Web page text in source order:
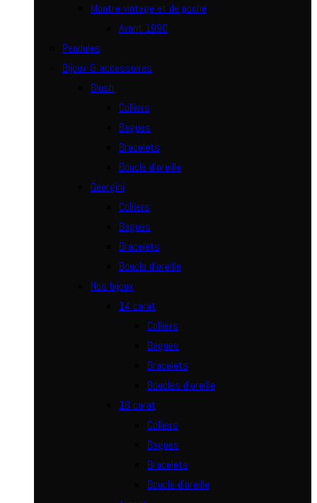
Montre vintage et de poche
Avant 1990
Pendules
Bijoux & accessoires
Blush
Colliers
Bagues
Bracelets
Boucle d’oreille
Georgini
Colliers
Bagues
Bracelets
Boucle d’oreille
Nos bijoux
14 carat
Colliers
Bagues
Bracelets
Boucles d’oreille
18 carat
Colliers
Bagues
Bracelets
Boucle d’oreille